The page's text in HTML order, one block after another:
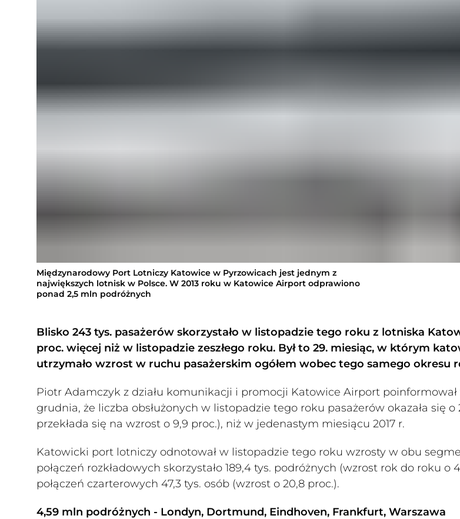
Międzynarodowy Port Lotniczy Katowice w Pyrzowicach jest jednym z
największych lotnisk w Polsce. W 2013 roku w Katowice Airport odprawiono
ponad 2,5 mln podróżnych
Blisko 243 tys. pasażerów skorzystało w listopadzie tego roku z lotniska
proc. więcej niż w listopadzie zeszłego roku. Był to 29. miesiąc, w którym
utrzymało wzrost w ruchu pasażerskim ogółem wobec tego samego okresu
Piotr Adamczyk z działu komunikacji i promocji Katowice Airport poinformował
grudnia, że liczba obsłużonych w listopadzie tego roku pasażerów okazała się o
przekłada się na wzrost o 9,9 proc.), niż w jedenastym miesiącu 2017 r.
Katowicki port lotniczy odnotował w listopadzie tego roku wzrosty w obu
połączeń rozkładowych skorzystało 189,4 tys. podróżnych (wzrost rok do roku o
połączeń czarterowych 47,3 tys. osób (wzrost o 20,8 proc.).
4,59 mln podróżnych - Londyn, Dortmund, Eindhoven, Frankfurt, Warszawa